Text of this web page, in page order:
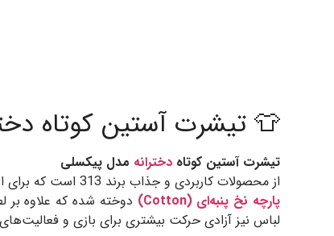
👕 تیشرت آستین کوتاه
تیشرت آستین کوتاه دخترانه مدل پیکسلی
از محصولات کاربردی و جذاب برند 313 است که برای استایل‌های روزمره و تابستانی طراحی شده است. این تیشرت با استفاده از
پارچه نخ پنبه‌ای (Cotton)
دوخته شده که علاوه
لباس نیز آزادی حرکت بیشتری برای بازی و